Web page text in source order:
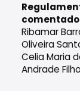
comentado
Ribamar
Oliveira
Celia Maria
Andrade